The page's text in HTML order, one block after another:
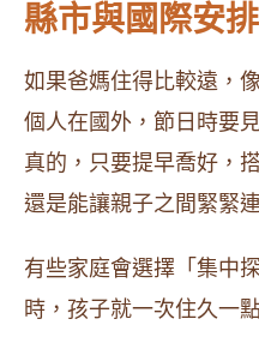
縣市與國際安
如果爸媽住得比較遠，
個人在國外，節日時要
真的，只要提早喬好，
還是能讓親子之間緊緊
有些家庭會選擇「集中
時，孩子就一次住久一